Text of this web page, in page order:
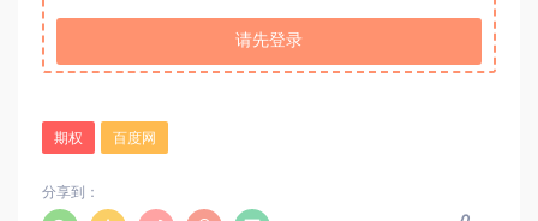
请先登录
期权 百度网
分享到：